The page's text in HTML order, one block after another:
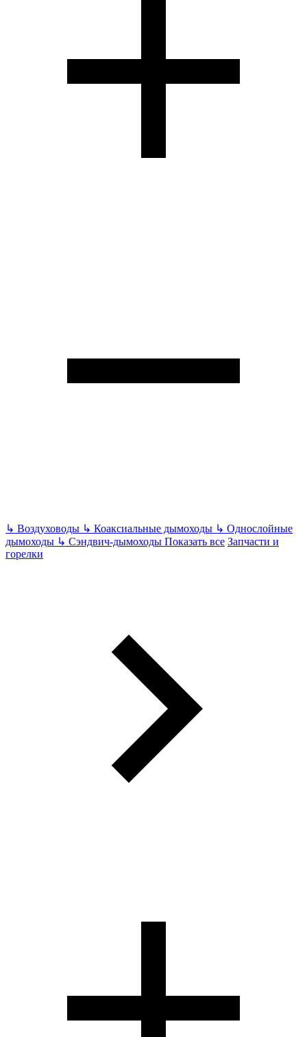
↳ Воздуховоды ↳ Коаксиальные дымоходы ↳ Однослойные
дымоходы ↳ Сэндвич-дымоходы Показать все Запчасти и
горелки